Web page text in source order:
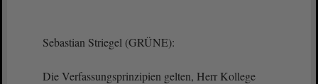
Sebastian Striegel (GRÜNE):
Die Verfassungsprinzipien gelten, Herr Kollege